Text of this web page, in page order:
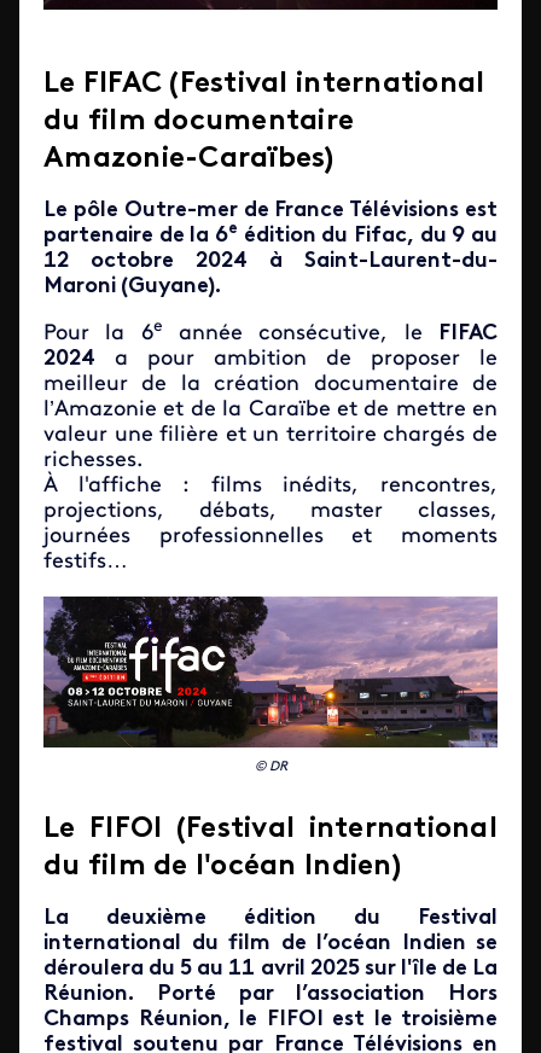
Le FIFAC (Festival international
du film documentaire
Amazonie-Caraïbes)
Le pôle Outre-mer de France Télévisions est
partenaire de la 6e édition du Fifac, du 9 au
12 octobre 2024 à Saint-Laurent-du-
Maroni (Guyane).
Pour la 6e année consécutive, le
FIFAC
2024 a pour ambition de proposer le
meilleur de la création documentaire de
l’Amazonie et de la Caraïbe et de mettre en
valeur une filière et un territoire chargés de
richesses.
À l'affiche : films inédits, rencontres,
projections, débats, master classes,
journées professionnelles et moments
festifs…
© DR
Le FIFOI (Festival international
du film de l'océan Indien)
La deuxième édition du Festival
international du film de l’océan Indien se
déroulera du 5 au 11 avril 2025 sur l'île de La
Réunion. Porté par l’association Hors
Champs Réunion, le FIFOI est le troisième
festival soutenu par France Télévisions en